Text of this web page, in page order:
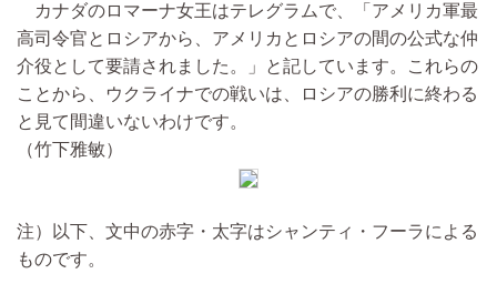
カナダのロマーナ女王はテレグラムで、「アメリカ軍最
高司令官とロシアから、アメリカとロシアの間の公式な仲
介役として要請されました。」と記しています。これらの
ことから、ウクライナでの戦いは、ロシアの勝利に終わる
と見て間違いないわけです。
（竹下雅敏）
注）以下、文中の赤字・太字はシャンティ・フーラによる
ものです。